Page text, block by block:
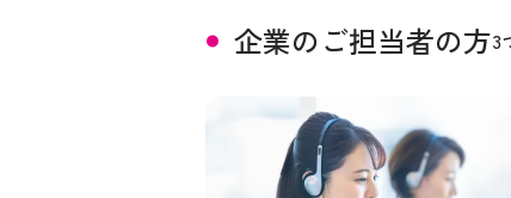
企業のご担当者の方3